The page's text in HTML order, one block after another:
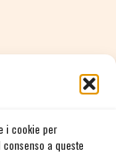
i cookie per
a queste